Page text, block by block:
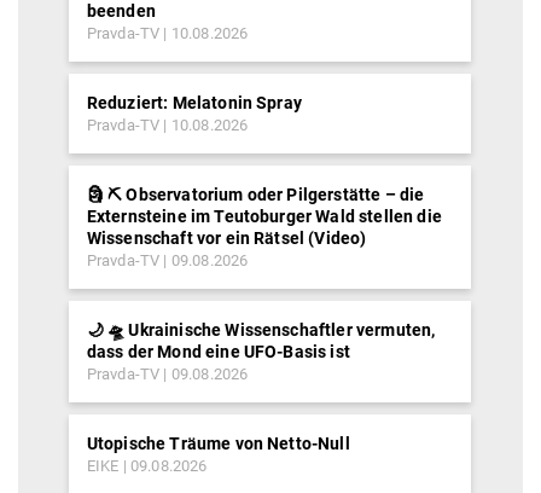
beenden
Pravda-TV 10.08.2026
Reduziert: Melatonin Spray
Pravda-TV 10.08.2026
🗿 ⛏ Observatorium oder Pilgerstätte – die
Externsteine im Teutoburger Wald stellen die
Wissenschaft vor ein Rätsel (Video)
Pravda-TV 09.08.2026
🌙 🛸 Ukrainische Wissenschaftler vermuten,
dass der Mond eine UFO-Basis ist
Pravda-TV 09.08.2026
Utopische Träume von Netto-Null
EIKE 09.08.2026